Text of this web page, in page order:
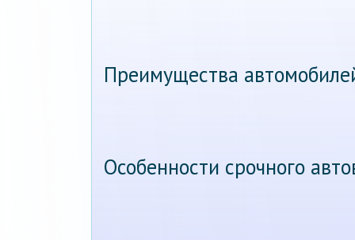
Преимущества
Особенности срочного